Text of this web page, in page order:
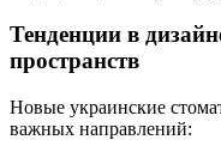
Тенденции в
пространств
Новые украинские
важных направлений: